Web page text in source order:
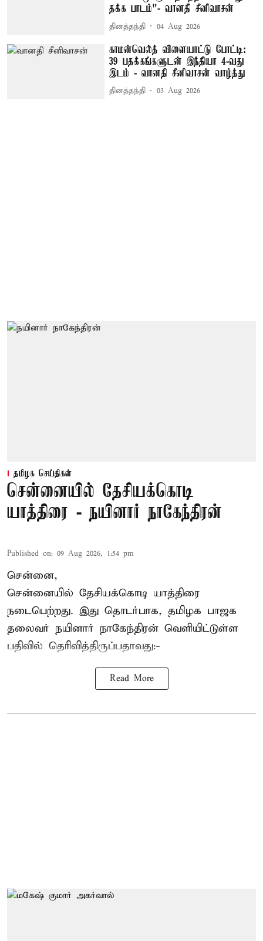
தக்க பாடம்"- வானதி சீனிவாசன்
தினத்தந்தி 04 Aug 2026
காமன்வெல்த் விளையாட்டு போட்டி:
39 பதக்கங்களுடன் இந்தியா 4-வது
இடம் - வானதி சீனிவாசன் வாழ்த்து
தினத்தந்தி 03 Aug 2026
தமிழக செய்திகள்
சென்னையில் தேசியக்கொடி
யாத்திரை - நயினார் நாகேந்திரன்
Published on: 09 Aug 2026, 1:54 pm
சென்னை,
சென்னையில் தேசியக்கொடி யாத்திரை
நடைபெற்றது. இது தொடர்பாக, தமிழக பாஜக
தலைவர் நயினார் நாகேந்திரன் வெளியிட்டுள்ள
பதிவில் தெரிவித்திருப்பதாவது:-
Read More